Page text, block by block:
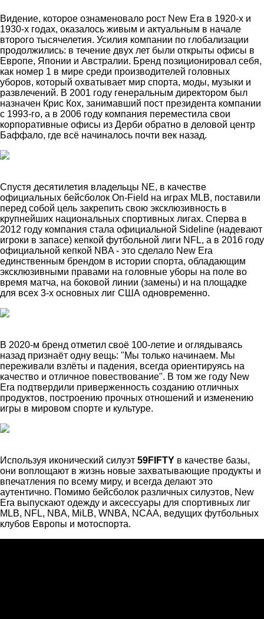
Видение, которое ознаменовало рост New Era в 1920-х и
1930-х годах, оказалось живым и актуальным в начале
второго тысячелетия. Усилия компании по глобализации
продолжились: в течение двух лет были открыты офисы в
Европе, Японии и Австралии. Бренд позиционировал себя,
как номер 1 в мире среди производителей головных
уборов, который охватывает мир спорта, моды, музыки и
развлечений. В 2001 году генеральным директором был
назначен Крис Кох, занимавший пост президента компании
с 1993-го, а в 2006 году компания переместила свои
корпоративные офисы из Дерби обратно в деловой центр
Баффало, где всё начиналось почти век назад.
Спустя десятилетия владельцы NE, в качестве
официальных бейсболок On-Field на играх MLB, поставили
перед собой цель закрепить свою эксклюзивность в
крупнейших национальных спортивных лигах. Сперва в
2012 году компания стала официальной Sideline (надевают
игроки в запасе) кепкой футбольной лиги NFL, а в 2016 году
официальной кепкой NBA - это сделало New Era
единственным брендом в истории спорта, обладающим
эксклюзивными правами на головные уборы на поле во
время матча, на боковой линии (замены) и на площадке
для всех 3-х основных лиг США одновременно.
В 2020-м бренд отметил своё 100-летие и оглядываясь
назад признаёт одну вещь: "Мы только начинаем. Мы
переживали взлёты и падения, всегда ориентируясь на
качество и отличное повествование". В том же году New
Era подтвердили приверженность созданию отличных
продуктов, построению прочных отношений и изменению
игры в мировом спорте и культуре.
Используя иконический силуэт 59FIFTY в качестве базы,
они воплощают в жизнь новые захватывающие продукты и
впечатления по всему миру, и всегда делают это
аутентично. Помимо бейсболок различных силуэтов, New
Era выпускают одежду и аксессуары для спортивных лиг
MLB, NFL, NBA, MiLB, WNBA, NCAA, ведущих футбольных
клубов Европы и мотоспорта.